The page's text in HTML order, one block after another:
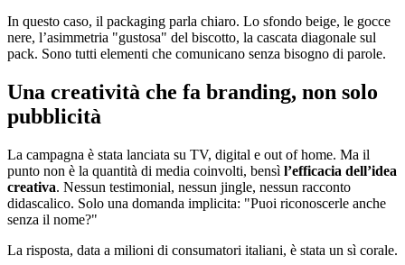
In questo caso, il packaging parla chiaro. Lo sfondo beige, le gocce
nere, l’asimmetria "gustosa" del biscotto, la cascata diagonale sul
pack. Sono tutti elementi che comunicano senza bisogno di parole.
Una creatività che fa branding, non solo
pubblicità
La campagna è stata lanciata su TV, digital e out of home. Ma il
punto non è la quantità di media coinvolti, bensì l’efficacia dell’idea
creativa. Nessun testimonial, nessun jingle, nessun racconto
didascalico. Solo una domanda implicita: "Puoi riconoscerle anche
senza il nome?"
La risposta, data a milioni di consumatori italiani, è stata un sì corale.